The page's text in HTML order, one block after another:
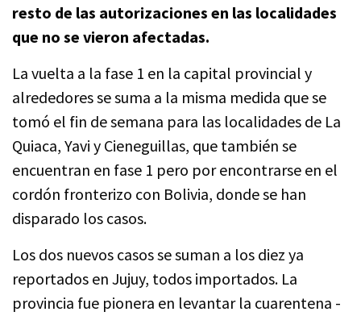
resto de las autorizaciones en las localidades
que no se vieron afectadas.
La vuelta a la fase 1 en la capital provincial y
alrededores se suma a la misma medida que se
tomó el fin de semana para las localidades de La
Quiaca, Yavi y Cieneguillas, que también se
encuentran en fase 1 pero por encontrarse en el
cordón fronterizo con Bolivia, donde se han
disparado los casos.
Los dos nuevos casos se suman a los diez ya
reportados en Jujuy, todos importados. La
provincia fue pionera en levantar la cuarentena -